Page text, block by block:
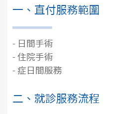
一、直付服務範圍
- 日間手術
- 住院手術
- 症日間服務
二、就診服務流程